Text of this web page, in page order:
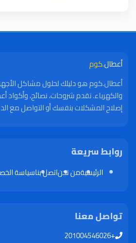
أعطال.كوم
أعطال.كوم هو دليلك لحلول مشاكل
والكهرباء. نقدم شروحات، نصائح،
إصلاح المشكلات بنفسك أو التواصل مع
روابط سريعة
الرئيسيةمن نحناتصل بناسياسة
تواصل معنا
+201004546026